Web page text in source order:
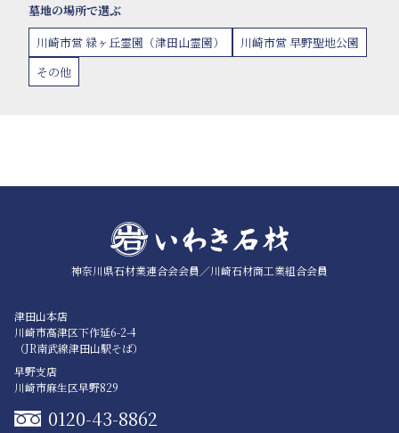
墓地の場所で選ぶ
川崎市営 緑ヶ丘霊園（津田山霊園）
川崎市営 早野聖地公園
その他
神奈川県石材業連合会会員／川崎石材商工業組合会員
津田山本店
川崎市高津区下作延6-2-4
（JR南武線津田山駅そば）
早野支店
川崎市麻生区早野829
0120-43-8862